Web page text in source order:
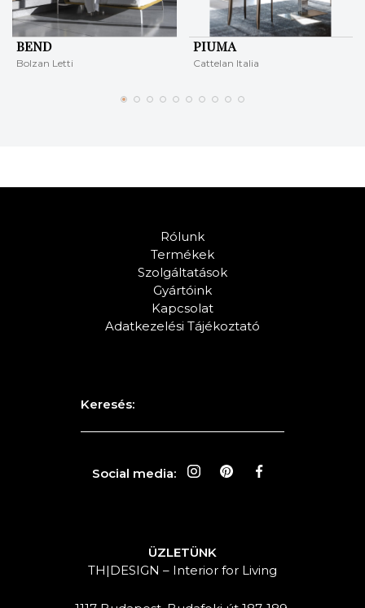
BEND
Bolzan Letti
PIUMA
Cattelan Italia
Rólunk
Termékek
Szolgáltatások
Gyártóink
Kapcsolat
Adatkezelési Tájékoztató
Keresés:
Social media:
ÜZLETÜNK
TH|DESIGN – Interior for Living